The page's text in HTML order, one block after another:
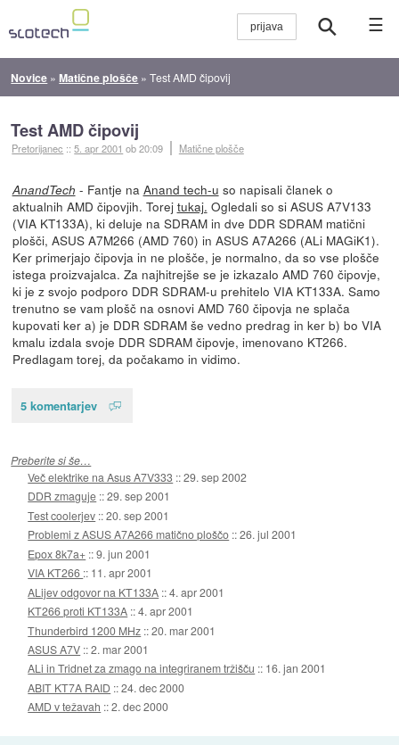
☰
Novice »Matične plošče »Test AMD čipovij
Test AMD čipovij
Pretorijanec ::5. apr 2001 ob 20:09 Matične plošče
AnandTech - Fantje na Anand tech-u so napisali članek o
aktualnih AMD čipovjih. Torej tukaj. Ogledali so si ASUS A7V133
(VIA KT133A), ki deluje na SDRAM in dve DDR SDRAM matični
plošči, ASUS A7M266 (AMD 760) in ASUS A7A266 (ALi MAGiK1).
Ker primerjajo čipovja in ne plošče, je normalno, da so vse plošče
istega proizvajalca. Za najhitrejše se je izkazalo AMD 760 čipovje,
ki je z svojo podporo DDR SDRAM-u prehitelo VIA KT133A. Samo
trenutno se vam plošč na osnovi AMD 760 čipovja ne splača
kupovati ker a) je DDR SDRAM še vedno predrag in ker b) bo VIA
kmalu izdala svoje DDR SDRAM čipovje, imenovano KT266.
Predlagam torej, da počakamo in vidimo.
5 komentarjev
Preberite si še…
Več elektrike na Asus A7V333 ::29. sep 2002
DDR zmaguje ::29. sep 2001
Test coolerjev ::20. sep 2001
Problemi z ASUS A7A266 matično ploščo ::26. jul 2001
Epox 8k7a+ ::9. jun 2001
VIA KT266 :: 11. apr 2001
ALijev odgovor na KT133A ::4. apr 2001
KT266 proti KT133A ::4. apr 2001
Thunderbird 1200 MHz ::20. mar 2001
ASUS A7V ::2. mar 2001
ALi in Tridnet za zmago na integriranem tržišču :: 16. jan 2001
ABIT KT7A RAID ::24. dec 2000
AMD v težavah ::2. dec 2000